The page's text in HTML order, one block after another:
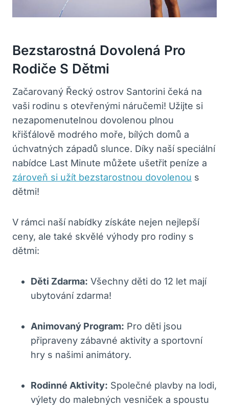
Bezstarostná Dovolená Pro
Rodiče S Dětmi
Začarovaný Řecký ostrov Santorini čeká na
vaši rodinu s otevřenými náručemi! Užijte si
nezapomenutelnou dovolenou plnou
křišťálově modrého moře, bílých domů a
úchvatných západů slunce. Díky naší speciální
nabídce Last Minute můžete ušetřit peníze a
zároveň si užít bezstarostnou dovolenou s
dětmi!
V rámci naší nabídky získáte nejen nejlepší
ceny, ale také skvělé výhody pro rodiny s
dětmi:
Děti Zdarma: Všechny děti do 12 let mají
ubytování zdarma!
Animovaný Program: Pro děti jsou
připraveny zábavné aktivity a sportovní
hry s našimi animátory.
Rodinné Aktivity: Společné plavby na lodi,
výlety do malebných vesniček a spoustu